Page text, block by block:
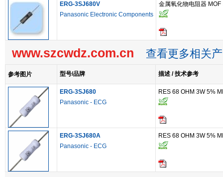
ERG-3SJ680V
Panasonic Electronic Components
金属氧化物电阻器
www.szcwdz.com.cn 查看更多相关
参考图片 型号/品牌 描述 / 技术参考
ERG-3SJ680
Panasonic - ECG
RES 68 OHM 3W 5%
ERG-3SJ680A
Panasonic - ECG
RES 68 OHM 3W 5%